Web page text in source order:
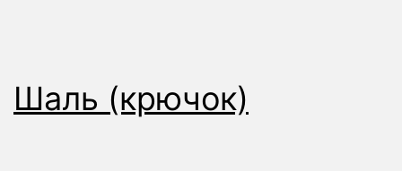
Шаль (крючок)